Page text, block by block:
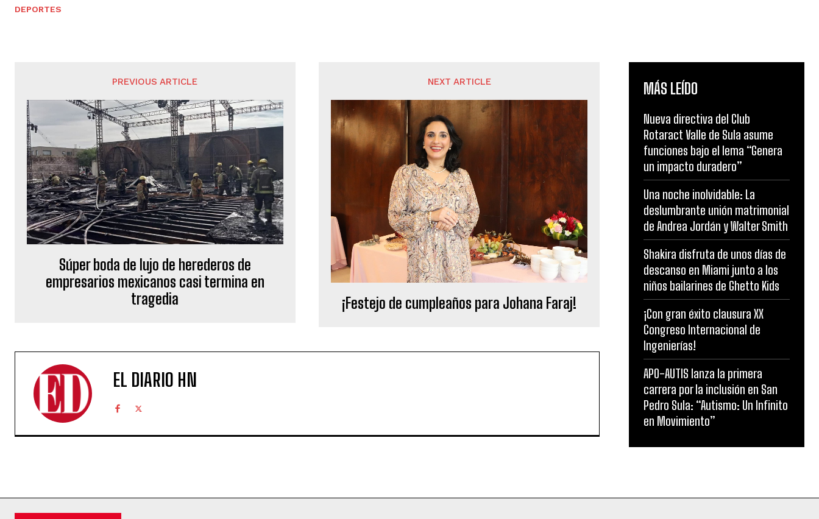
DEPORTES
PREVIOUS ARTICLE
Súper boda de lujo de herederos de
empresarios mexicanos casi termina en
tragedia
NEXT ARTICLE
¡Festejo de cumpleaños para Johana Faraj!
EL DIARIO HN
MÁS LEÍDO
Nueva directiva del Club
Rotaract Valle de Sula asume
funciones bajo el lema “Genera
un impacto duradero”
Una noche inolvidable: La
deslumbrante unión matrimonial
de Andrea Jordán y Walter Smith
Shakira disfruta de unos días de
descanso en Miami junto a los
niños bailarines de Ghetto Kids
¡Con gran éxito clausura XX
Congreso Internacional de
Ingenierías!
APO-AUTIS lanza la primera
carrera por la inclusión en San
Pedro Sula: “Autismo: Un Infinito
en Movimiento”